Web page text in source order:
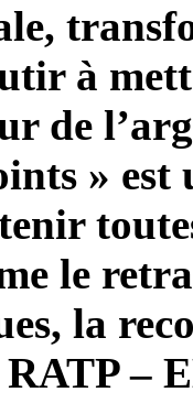
à
de
» est
le
la
–